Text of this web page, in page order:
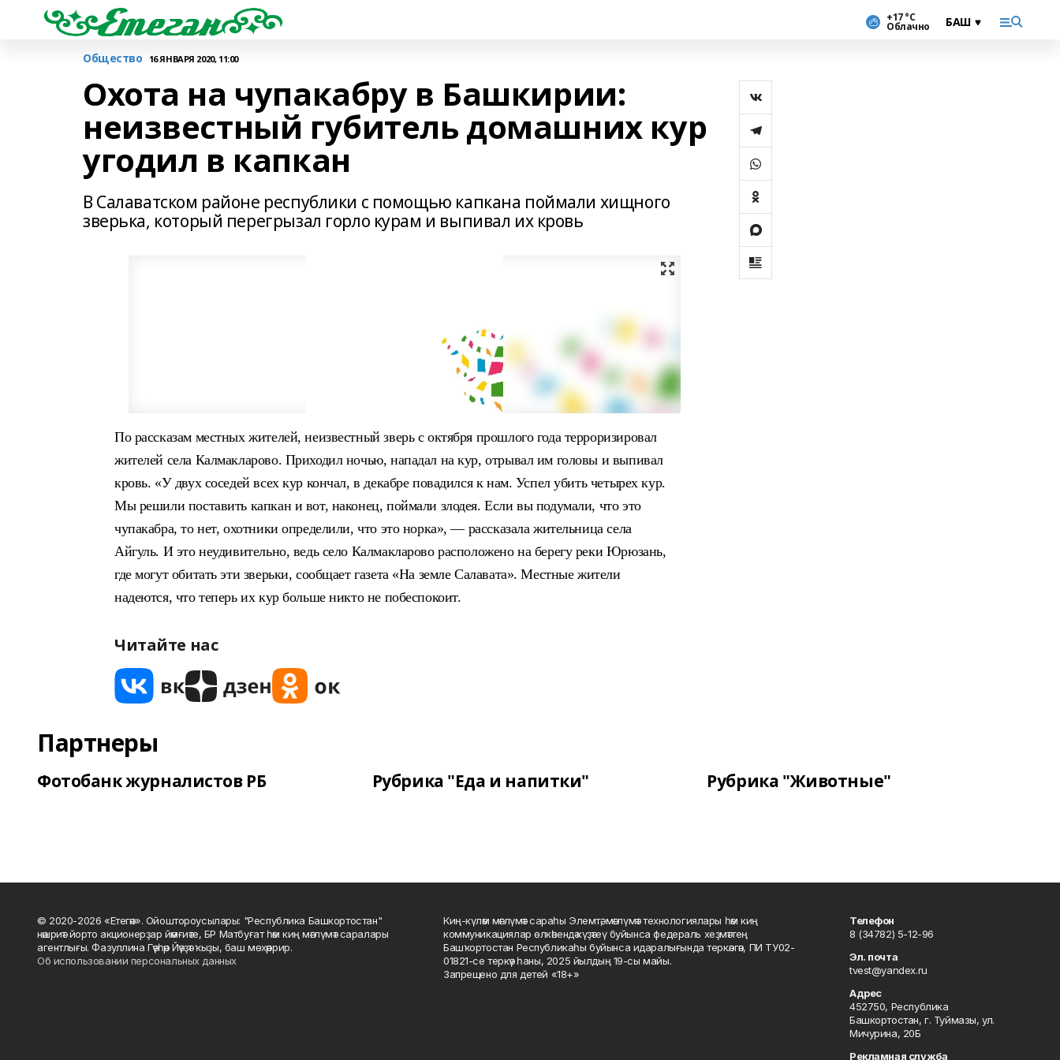
+17 °С
Облачно
Общество 16 ЯНВАРЯ 2020, 11:00
Охота на чупакабру в Башкирии:
неизвестный губитель домашних кур
угодил в капкан
В Салаватском районе республики с помощью капкана поймали хищного
зверька, который перегрызал горло курам и выпивал их кровь
По рассказам местных жителей, неизвестный зверь с октября прошлого года терроризировал
жителей села Калмакларово. Приходил ночью, нападал на кур, отрывал им головы и выпивал
кровь. «У двух соседей всех кур кончал, в декабре повадился к нам. Успел убить четырех кур.
Мы решили поставить капкан и вот, наконец, поймали злодея. Если вы подумали, что это
чупакабра, то нет, охотники определили, что это норка», — рассказала жительница села
Айгуль. И это неудивительно, ведь село Калмакларово расположено на берегу реки Юрюзань,
где могут обитать эти зверьки, сообщает газета «На земле Салавата». Местные жители
надеются, что теперь их кур больше никто не побеспокоит.
Читайте нас
Партнеры
Фотобанк журналистов РБ Рубрика "Еда и напитки" Рубрика "Животные"
© 2020-2026 «Етегән». Ойоштороусылары: "Республика Башкортостан"
нәшриәт йорто акционерҙар йәмғиәте, БР Матбуғат һәм киң мәғлүмәт саралары
агентлығы. Фазуллина Гәүһәр Йәүҙәт ҡыҙы, баш мөхәррир.
Об использовании персональных данных
Киң-күләм мәғлүмәт сараһы Элемтә, мәғлүмәт технологиялары һәм киң
коммуникациялар өлкәһендә күҙәтеү буйынса федераль хеҙмәттең
Башҡортостан Республикаһы буйынса идаралығында теркәлгән, ПИ ТУ02-
01821-се теркәү һаны, 2025 йылдың 19-сы майы.
Запрещено для детей «18+»
Телефон
8 (34782) 5-12-96
Эл. почта
tvest@yandex.ru
Адрес
452750, Республика
Башкортостан, г. Туймазы, ул.
Мичурина, 20Б
Рекламная служба